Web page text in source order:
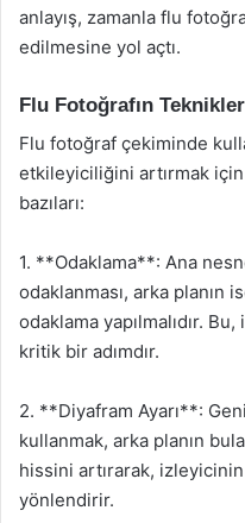
anlayış, zamanla flu
edilmesine yol açtı.
Flu Fotoğrafın
Flu fotoğraf çekiminde
etkileyiciliğini artırmak
bazıları:
1. **Odaklama**: Ana
odaklanması, arka planın
odaklama yapılmalıdır.
kritik bir adımdır.
2. **Diyafram Ayarı**:
kullanmak, arka planın
hissini artırarak,
yönlendirir.